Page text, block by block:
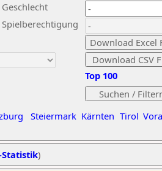
Geschlecht
Spielberechtigung
Steiermark Kärnten Tirol
Top 100
)